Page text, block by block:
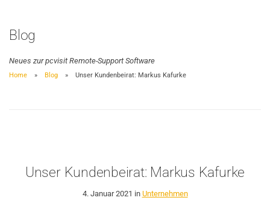
Blog
Neues zur pcvisit Remote-Support Software
Home Blog Unser Kundenbeirat: Markus Kafurke
Unser Kundenbeirat: Markus Kafurke
4. Januar 2021 in Unternehmen